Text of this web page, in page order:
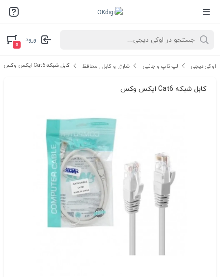
ورود
۰
اوکی دیجی لپ تاپ و جانبی شارژر و کابل , محافظ کابل شبکه Cat6 ایکس وکس
کابل شبکه Cat6 ایکس وکس